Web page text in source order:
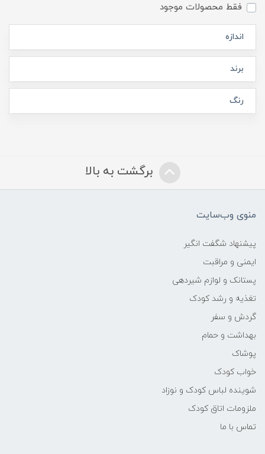
فقط محصولات موجود
اندازه
برند
رنگ
برگشت به بالا
منوی وب‌سایت
پیشنهاد شگفت انگیر
ایمنی و مراقبت
پستانک و لوازم شیردهی
تغذیه و رشد کودک
گردش و سفر
بهداشت و حمام
پوشاک
خواب کودک
شوینده لباس کودک و نوزاد
ملزومات اتاق کودک
تماس با ما